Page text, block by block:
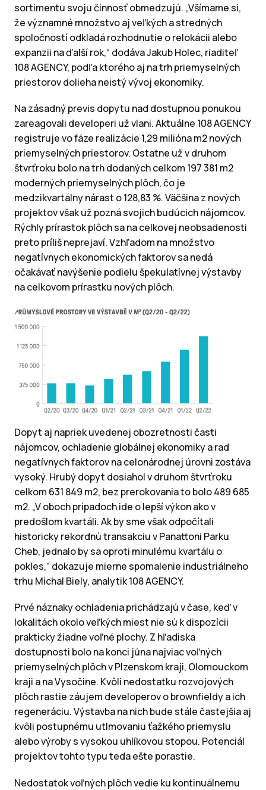
sortimentu svoju činnosť obmedzujú. „Všímame si,
že významné množstvo aj veľkých a stredných
spoločností odkladá rozhodnutie o relokácii alebo
expanzii na ďalší rok,“ dodáva Jakub Holec, riaditeľ
108 AGENCY, podľa ktorého aj na trh priemyselných
priestorov dolieha neistý vývoj ekonomiky.
Na zásadný previs dopytu nad dostupnou ponukou
zareagovali developeri už vlani. Aktuálne 108 AGENCY
registruje vo fáze realizácie 1,29 milióna m2 nových
priemyselných priestorov. Ostatne už v druhom
štvrťroku bolo na trh dodaných celkom 197 381 m2
moderných priemyselných plôch, čo je
medzikvartálny nárast o 128,83 %. Väčšina z nových
projektov však už pozná svojich budúcich nájomcov.
Rýchly prírastok plôch sa na celkovej neobsadenosti
preto príliš neprejaví. Vzhľadom na množstvo
negatívnych ekonomických faktorov sa nedá
očakávať navýšenie podielu špekulatívnej výstavby
na celkovom prírastku nových plôch.
Dopyt aj napriek uvedenej obozretnosti časti
nájomcov, ochladenie globálnej ekonomiky a rad
negatívnych faktorov na celonárodnej úrovni zostáva
vysoký. Hrubý dopyt dosiahol v druhom štvrťroku
celkom 631 849 m2, bez prerokovania to bolo 489 685
m2. „V oboch prípadoch ide o lepší výkon ako v
predošlom kvartáli. Ak by sme však odpočítali
historicky rekordnú transakciu v Panattoni Parku
Cheb, jednalo by sa oproti minulému kvartálu o
pokles,“ dokazuje mierne spomalenie industriálneho
trhu Michal Biely, analytik 108 AGENCY.
Prvé náznaky ochladenia prichádzajú v čase, keď v
lokalitách okolo veľkých miest nie sú k dispozícii
prakticky žiadne voľné plochy. Z hľadiska
dostupnosti bolo na konci júna najviac voľných
priemyselných plôch v Plzenskom kraji, Olomouckom
kraji a na Vysočine. Kvôli nedostatku rozvojových
plôch rastie záujem developerov o brownfieldy a ich
regeneráciu. Výstavba na nich bude stále častejšia aj
kvôli postupnému utlmovaniu ťažkého priemyslu
alebo výroby s vysokou uhlíkovou stopou. Potenciál
projektov tohto typu teda ešte porastie.
Nedostatok voľných plôch vedie ku kontinuálnemu